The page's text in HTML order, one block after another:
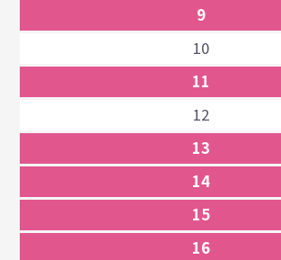
9
10
11
12
13
14
15
16